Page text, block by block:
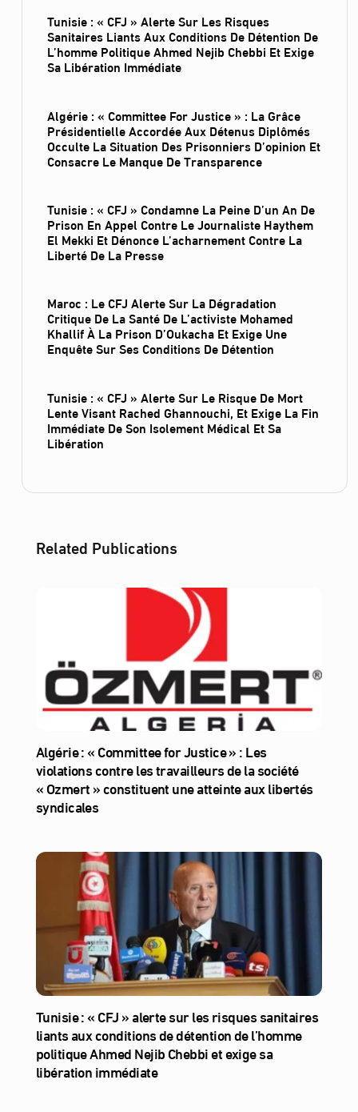
Tunisie : « CFJ » Alerte Sur Les Risques
Sanitaires Liants Aux Conditions De Détention De
L’homme Politique Ahmed Nejib Chebbi Et Exige
Sa Libération Immédiate
Algérie : « Committee For Justice » : La Grâce
Présidentielle Accordée Aux Détenus Diplômés
Occulte La Situation Des Prisonniers D’opinion Et
Consacre Le Manque De Transparence
Tunisie : « CFJ » Condamne La Peine D’un An De
Prison En Appel Contre Le Journaliste Haythem
El Mekki Et Dénonce L’acharnement Contre La
Liberté De La Presse
Maroc : Le CFJ Alerte Sur La Dégradation
Critique De La Santé De L’activiste Mohamed
Khallif À La Prison D’Oukacha Et Exige Une
Enquête Sur Ses Conditions De Détention
Tunisie : « CFJ » Alerte Sur Le Risque De Mort
Lente Visant Rached Ghannouchi, Et Exige La Fin
Immédiate De Son Isolement Médical Et Sa
Libération
Related Publications
Algérie : « Committee for Justice » : Les
violations contre les travailleurs de la société
« Ozmert » constituent une atteinte aux libertés
syndicales
Tunisie : « CFJ » alerte sur les risques sanitaires
liants aux conditions de détention de l’homme
politique Ahmed Nejib Chebbi et exige sa
libération immédiate